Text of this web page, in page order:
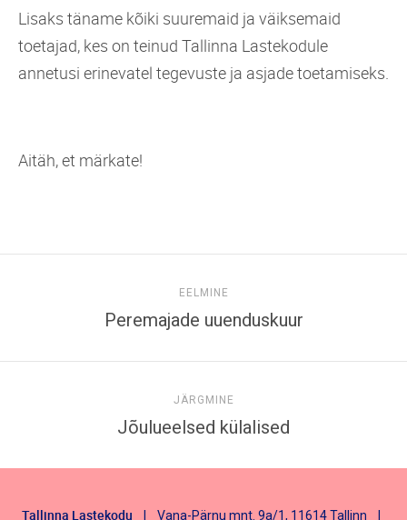
Lisaks täname kõiki suuremaid ja väiksemaid
toetajad, kes on teinud Tallinna Lastekodule
annetusi erinevatel tegevuste ja asjade toetamiseks.
Aitäh, et märkate!
EELMINE
Peremajade uuenduskuur
JÄRGMINE
Jõulueelsed külalised
Tallinna Lastekodu | Vana-Pärnu mnt. 9a/1, 11614 Tallinn |